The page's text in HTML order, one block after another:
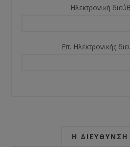
Ηλεκτρονική
Επ. Ηλεκτρονικής
Η ΔΙΕΎΘΥΝΣΉ